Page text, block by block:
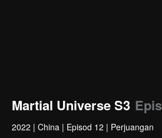
Martial Universe S3
2022 | China | Episod 12 | Perjuangan